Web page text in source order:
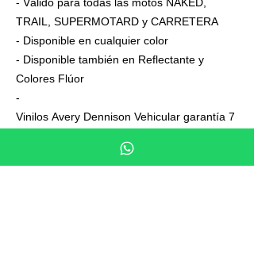
TRAIL, SUPERMOTARD y CARRETERA
- Disponible en cualquier color
- Disponible también en Reflectante y
Colores Flúor
-
Vinilos Avery Dennison Vehicular garantía 7
- Junto a su pedido se adjuntan unas